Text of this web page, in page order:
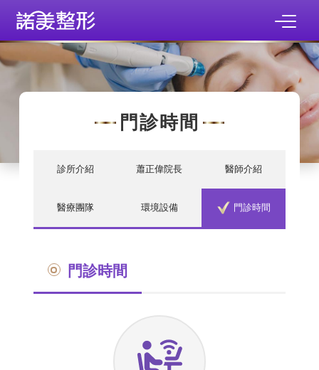
門診時間
診所介紹 蕭正偉院長 醫師介紹
醫療團隊 環境設備 門診時間
門診時間